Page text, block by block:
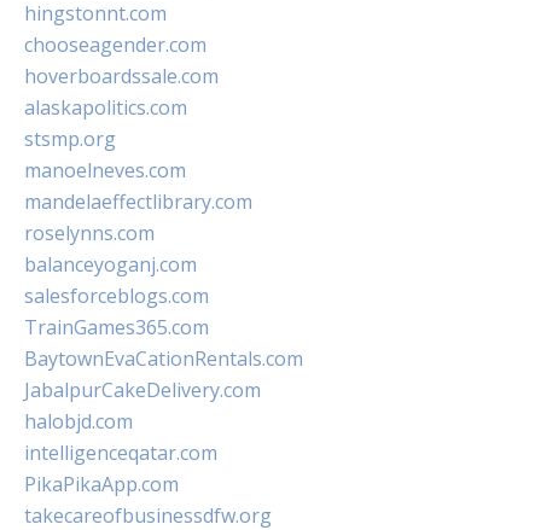
hingstonnt.com
chooseagender.com
hoverboardssale.com
alaskapolitics.com
stsmp.org
manoelneves.com
mandelaeffectlibrary.com
roselynns.com
balanceyoganj.com
salesforceblogs.com
TrainGames365.com
BaytownEvaCationRentals.com
JabalpurCakeDelivery.com
halobjd.com
intelligenceqatar.com
PikaPikaApp.com
takecareofbusinessdfw.org